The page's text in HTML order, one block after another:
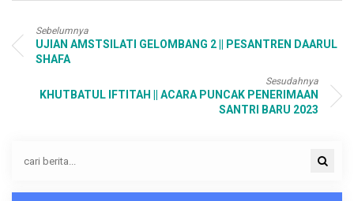
Sebelumnya
UJIAN AMSTSILATI GELOMBANG 2 || PESANTREN DAARUL
SHAFA
Sesudahnya
KHUTBATUL IFTITAH || ACARA PUNCAK PENERIMAAN
SANTRI BARU 2023